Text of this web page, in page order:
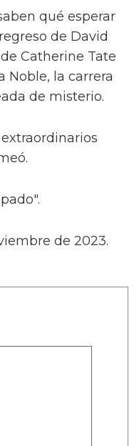
qué esperar
de David
Catherine Tate
Noble, la carrera
de misterio.
de 2023.